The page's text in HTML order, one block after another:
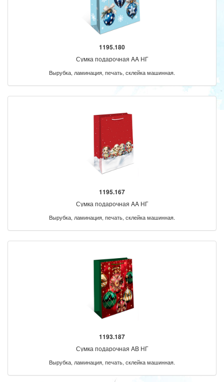
1195.180
Сумка подарочная AA НГ
Вырубка, ламинация, печать, склейка машинная.
1195.167
Сумка подарочная AA НГ
Вырубка, ламинация, печать, склейка машинная.
1193.187
Сумка подарочная AB НГ
Вырубка, ламинация, печать, склейка машинная.